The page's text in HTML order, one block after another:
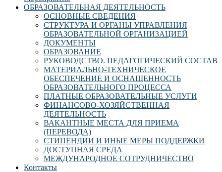
ОБРАЗОВАТЕЛЬНАЯ ДЕЯТЕЛЬНОСТЬ
ОСНОВНЫЕ СВЕДЕНИЯ
СТРУКТУРА И ОРГАНЫ УПРАВЛЕНИЯ
ОБРАЗОВАТЕЛЬНОЙ ОРГАНИЗАЦИЕЙ
ДОКУМЕНТЫ
ОБРАЗОВАНИЕ
РУКОВОДСТВО. ПЕДАГОГИЧЕСКИЙ СОСТАВ
МАТЕРИАЛЬНО-ТЕХНИЧЕСКОЕ
ОБЕСПЕЧЕНИЕ И ОСНАЩЕННОСТЬ
ОБРАЗОВАТЕЛЬНОГО ПРОЦЕССА
ПЛАТНЫЕ ОБРАЗОВАТЕЛЬНЫЕ УСЛУГИ
ФИНАНСОВО-ХОЗЯЙСТВЕННАЯ
ДЕЯТЕЛЬНОСТЬ
ВАКАНТНЫЕ МЕСТА ДЛЯ ПРИЕМА
(ПЕРЕВОДА)
СТИПЕНДИИ И ИНЫЕ МЕРЫ ПОДДЕРЖКИ
ДОСТУПНАЯ СРЕДА
МЕЖДУНАРОДНОЕ СОТРУДНИЧЕСТВО
Контакты